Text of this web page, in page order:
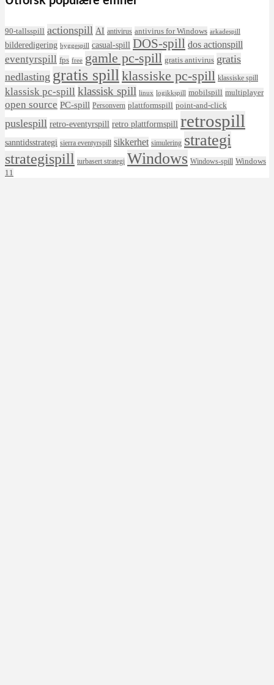
90-tallsspill actionspill AI antivirus antivirus for Windows arkadespill
bilderedigering byggespill casual-spill DOS-spill dos actionspill
eventyrspill fps free gamle pc-spill gratis antivirus gratis
nedlasting gratis spillklassiske pc-spill klassiske spill
klassisk pc-spill klassisk spill linux logikkspill mobilspill multiplayer
open source PC-spill Personvern plattformspill point-and-click
puslespill retro-eventyrspill retro plattformspill retrospill
sanntidsstrategi sierra eventyrspill sikkerhet simulering strategi
strategispill turbasert strategi Windows Windows-spill Windows
11